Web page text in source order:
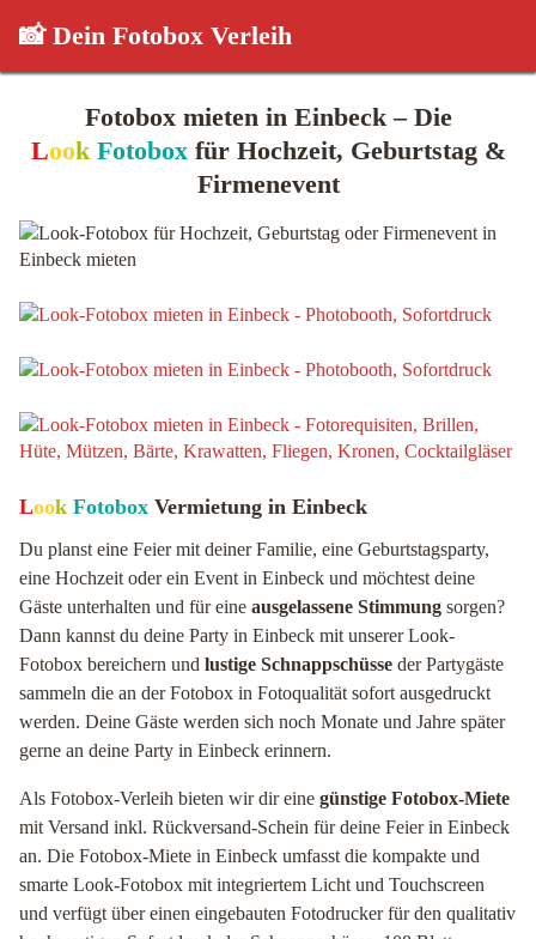
📸 Dein Fotobox Verleih
Fotobox mieten in Einbeck – Die
Look Fotoboxfür Hochzeit, Geburtstag &
Firmenevent
Look Fotobox Vermietung in Einbeck
Du planst eine Feier mit deiner Familie, eine Geburtstagsparty,
eine Hochzeit oder ein Event in Einbeck und möchtest deine
Gäste unterhalten und für eine ausgelassene Stimmung sorgen?
Dann kannst du deine Party in Einbeck mit unserer Look-
Fotobox bereichern und lustige Schnappschüsse der Partygäste
sammeln die an der Fotobox in Fotoqualität sofort ausgedruckt
werden. Deine Gäste werden sich noch Monate und Jahre später
gerne an deine Party in Einbeck erinnern.
Als Fotobox-Verleih bieten wir dir eine günstige Fotobox-Miete
mit Versand inkl. Rückversand-Schein für deine Feier in Einbeck
an. Die Fotobox-Miete in Einbeck umfasst die kompakte und
smarte Look-Fotobox mit integriertem Licht und Touchscreen
und verfügt über einen eingebauten Fotodrucker für den qualitativ